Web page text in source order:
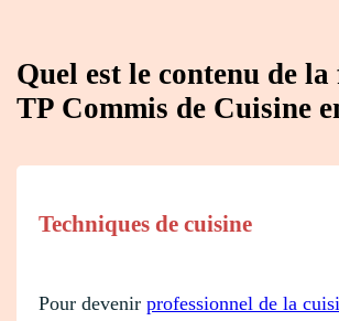
Quel est le contenu de
TP Commis de Cuisine
Techniques de cuisine
Pour devenir professionnel de la